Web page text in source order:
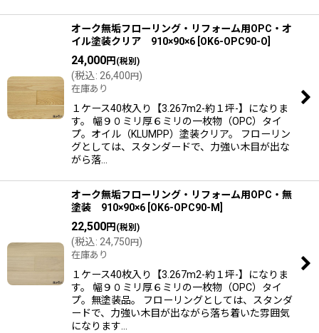
オーク無垢フローリング・リフォーム用OPC・オ
イル塗装クリア 910×90×6 OK6-OPC90-O
24,000円 (税別)
(税込: 26,400 円 )
在庫あり
１ケース40枚入り【3.267m2-約１坪-】になりま
す。 幅９０ミリ厚６ミリの一枚物（OPC）タイ
プ。オイル（KLUMPP）塗装クリア。 フローリン
グとしては、スタンダードで、力強い木目が出な
がら落…
オーク無垢フローリング・リフォーム用OPC・無
塗装 910×90×6 OK6-OPC90-M
22,500円 (税別)
(税込: 24,750 円 )
在庫あり
１ケース40枚入り【3.267m2-約１坪-】になりま
す。 幅９０ミリ厚６ミリの一枚物（OPC）タイ
プ。無塗装品。 フローリングとしては、スタンダ
ードで、力強い木目が出ながら落ち着いた雰囲気
になります…